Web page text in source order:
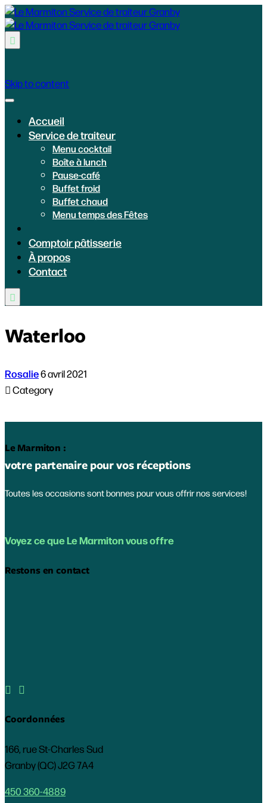

Skip to content
Accueil
Service de traiteur
Menu cocktail
Boîte à lunch
Pause-café
Buffet froid
Buffet chaud
Menu temps des Fêtes
Comptoir pâtisserie
À propos
Contact

Waterloo
Rosalie6 avril 2021
Category
Le Marmiton :
votre partenaire pour vos réceptions
Toutes les occasions sont bonnes pour vous offrir nos services!
Voyez ce que Le Marmiton vous offre
Restons en contact
 
Coordonnées
166, rue St-Charles Sud
Granby (QC) J2G 7A4
450 360-4889